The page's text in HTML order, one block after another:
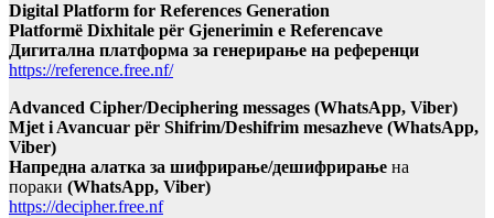
Digital Platform for References Generation
Platformë Dixhitale për Gjenerimin e Referencave
Дигитална платформа за генерирање на референци
https://reference.free.nf/
Advanced Cipher/Deciphering messages (WhatsApp, Viber)
Mjet i Avancuar për Shifrim/Deshifrim mesazheve (WhatsApp,
Viber)
Напредна алатка за шифрирање/дешифрирање на
пораки (WhatsApp, Viber)
https://decipher.free.nf